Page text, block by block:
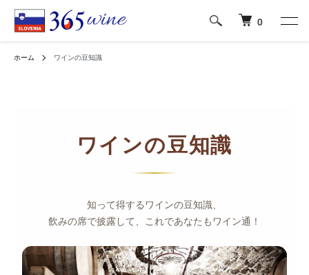
0
ホーム ワインの豆知識
ワインの豆知識
知って得するワインの豆知識、
飲みの席で披露して、これであなたもワイン通！